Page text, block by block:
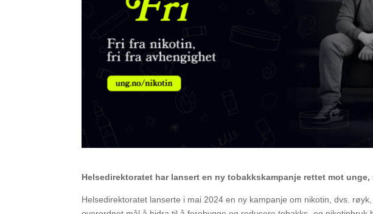
Helsedirektoratet har lansert en ny tobakkskampanje rettet mot
Helsedirektoratet lanserte i mai 2024 en ny kampanje om nikotin, dvs.